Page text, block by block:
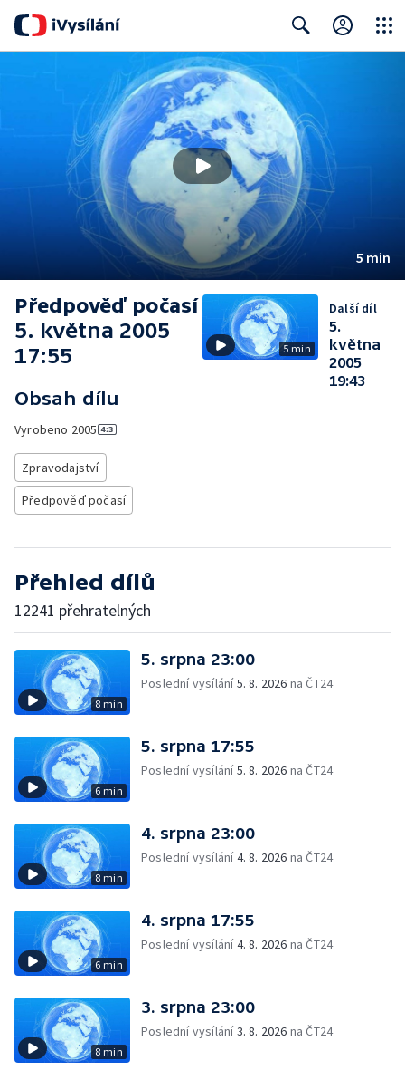
5 min
Předpověď počasí
5. května 2005
17:55
Obsah dílu
Vyrobeno 2005
Zpravodajství
Předpověď počasí
5 min
Další díl
5.
května
2005
19:43
Přehled dílů
12241 přehratelných
8 min
5. srpna 23:00
Poslední vysílání5. 8. 2026 na ČT24
6 min
5. srpna 17:55
Poslední vysílání5. 8. 2026 na ČT24
8 min
4. srpna 23:00
Poslední vysílání4. 8. 2026 na ČT24
6 min
4. srpna 17:55
Poslední vysílání4. 8. 2026 na ČT24
8 min
3. srpna 23:00
Poslední vysílání3. 8. 2026 na ČT24